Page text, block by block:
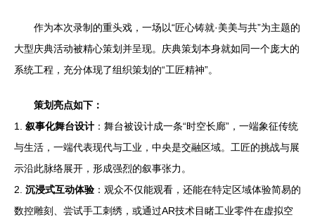
作为本次录制的重头戏，一场以“匠心铸就·美美与共”为主题的
大型庆典活动被精心策划并呈现。庆典策划本身就如同一个庞大的
系统工程，充分体现了组织策划的“工匠精神”。
策划亮点如下：
1. 叙事化舞台设计 ：舞台被设计成一条“时空长廊”，一端象征传统
与生活，一端代表现代与工业，中央是交融区域。工匠的挑战与展
示沿此脉络展开，形成强烈的叙事张力。
2. 沉浸式互动体验 ：观众不仅能观看，还能在特定区域体验简易的
数控雕刻、尝试手工刺绣，或通过AR技术目睹工业零件在虚拟空